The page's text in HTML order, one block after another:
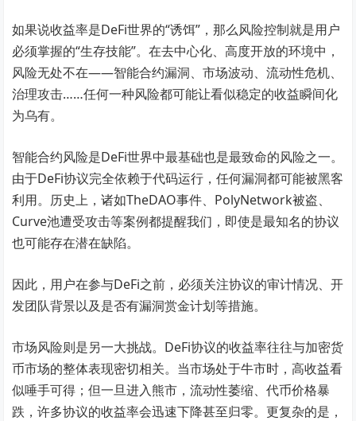
如果说收益率是DeFi世界的“诱饵”，那么风险控制就是用户
必须掌握的“生存技能”。在去中心化、高度开放的环境中，
风险无处不在——智能合约漏洞、市场波动、流动性危机、
治理攻击……任何一种风险都可能让看似稳定的收益瞬间化
为乌有。
智能合约风险是DeFi世界中最基础也是最致命的风险之一。
由于DeFi协议完全依赖于代码运行，任何漏洞都可能被黑客
利用。历史上，诸如TheDAO事件、PolyNetwork被盗、
Curve池遭受攻击等案例都提醒我们，即使是最知名的协议
也可能存在潜在缺陷。
因此，用户在参与DeFi之前，必须关注协议的审计情况、开
发团队背景以及是否有漏洞赏金计划等措施。
市场风险则是另一大挑战。DeFi协议的收益率往往与加密货
币市场的整体表现密切相关。当市场处于牛市时，高收益看
似唾手可得；但一旦进入熊市，流动性萎缩、代币价格暴
跌，许多协议的收益率会迅速下降甚至归零。更复杂的是，